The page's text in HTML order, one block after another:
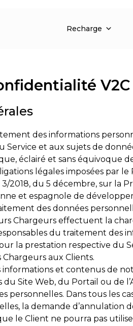
Recharge
V2C
des informations
Service et aux sujets de
éclairé et sans équivoque
légales imposées par
3/2018, du 5 décembre, sur la
et espagnole de
des données
Chargeurs effectuent la
du traitement des
la prestation respective du
aux Clients.
informations et contenus de
Site Web, du Portail ou de
personnelles. Dans tous les
la demande d’annulation
le Client ne pourra pas